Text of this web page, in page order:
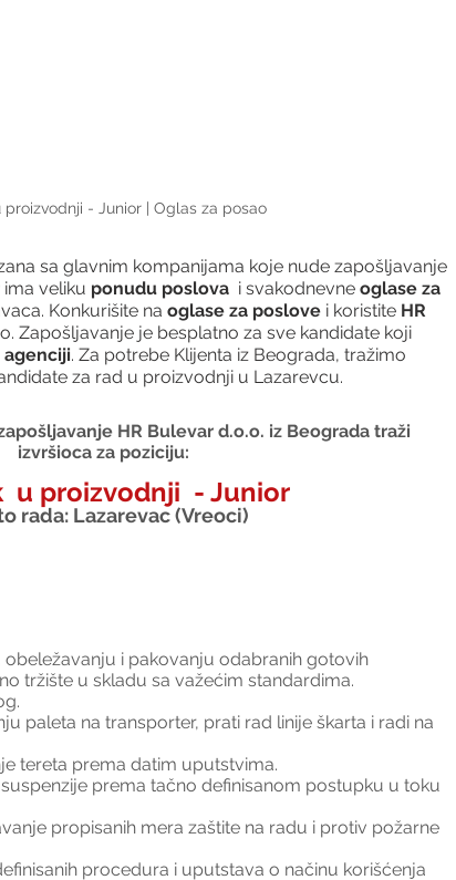
proizvodnji - Junior | Oglas za posao
sa glavnim kompanijama koje nude zapošljavanje
ima veliku ponudu poslova
  i svakodnevne
oglase za
Konkurišite na oglase za poslove i koristite HR
Zapošljavanje je besplatno za sve kandidate koji
agenciji. Za potrebe Klijenta iz Beograda, tražimo
za rad u proizvodnji u Lazarevcu.
HR Bulevar d.o.o. iz Beograda traži
izvršioca za poziciju:
u proizvodnji  - Junior
rada: Lazarevac (Vreoci)
i pakovanju odabranih gotovih
tržište u skladu sa važećim standardima.
paleta na transporter, prati rad linije škarta i radi na
tereta prema datim uputstvima.
prema tačno definisanom postupku u toku
propisanih mera zaštite na radu i protiv požarne
procedura i uputstava o načinu korišćenja